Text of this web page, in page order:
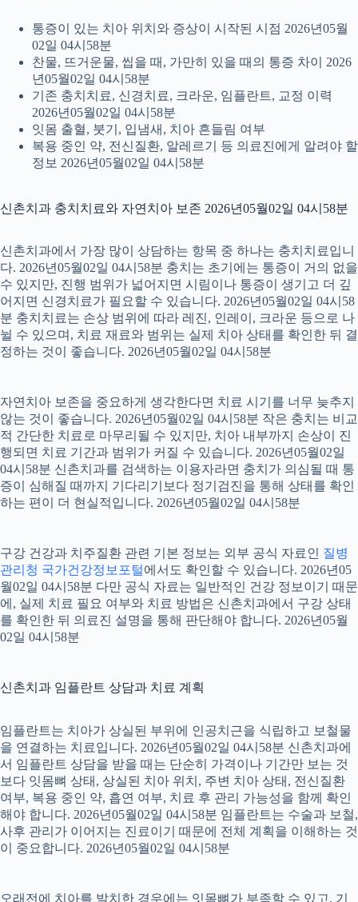
통증이 있는 치아 위치와 증상이 시작된 시점 2026년05월
02일 04시58분
찬물, 뜨거운물, 씹을 때, 가만히 있을 때의 통증 차이 2026
년05월02일 04시58분
기존 충치치료, 신경치료, 크라운, 임플란트, 교정 이력
2026년05월02일 04시58분
잇몸 출혈, 붓기, 입냄새, 치아 흔들림 여부
복용 중인 약, 전신질환, 알레르기 등 의료진에게 알려야 할
정보 2026년05월02일 04시58분
신촌치과 충치치료와 자연치아 보존 2026년05월02일 04시58분
신촌치과에서 가장 많이 상담하는 항목 중 하나는 충치치료입니
다. 2026년05월02일 04시58분 충치는 초기에는 통증이 거의 없을
수 있지만, 진행 범위가 넓어지면 시림이나 통증이 생기고 더 깊
어지면 신경치료가 필요할 수 있습니다. 2026년05월02일 04시58
분 충치치료는 손상 범위에 따라 레진, 인레이, 크라운 등으로 나
뉠 수 있으며, 치료 재료와 범위는 실제 치아 상태를 확인한 뒤 결
정하는 것이 좋습니다. 2026년05월02일 04시58분
자연치아 보존을 중요하게 생각한다면 치료 시기를 너무 늦추지
않는 것이 좋습니다. 2026년05월02일 04시58분 작은 충치는 비교
적 간단한 치료로 마무리될 수 있지만, 치아 내부까지 손상이 진
행되면 치료 기간과 범위가 커질 수 있습니다. 2026년05월02일
04시58분 신촌치과를 검색하는 이용자라면 충치가 의심될 때 통
증이 심해질 때까지 기다리기보다 정기검진을 통해 상태를 확인
하는 편이 더 현실적입니다. 2026년05월02일 04시58분
구강 건강과 치주질환 관련 기본 정보는 외부 공식 자료인 질병
관리청 국가건강정보포털에서도 확인할 수 있습니다. 2026년05
월02일 04시58분 다만 공식 자료는 일반적인 건강 정보이기 때문
에, 실제 치료 필요 여부와 치료 방법은 신촌치과에서 구강 상태
를 확인한 뒤 의료진 설명을 통해 판단해야 합니다. 2026년05월
02일 04시58분
신촌치과 임플란트 상담과 치료 계획
임플란트는 치아가 상실된 부위에 인공치근을 식립하고 보철물
을 연결하는 치료입니다. 2026년05월02일 04시58분 신촌치과에
서 임플란트 상담을 받을 때는 단순히 가격이나 기간만 보는 것
보다 잇몸뼈 상태, 상실된 치아 위치, 주변 치아 상태, 전신질환
여부, 복용 중인 약, 흡연 여부, 치료 후 관리 가능성을 함께 확인
해야 합니다. 2026년05월02일 04시58분 임플란트는 수술과 보철,
사후 관리가 이어지는 진료이기 때문에 전체 계획을 이해하는 것
이 중요합니다. 2026년05월02일 04시58분
오래전에 치아를 발치한 경우에는 잇몸뼈가 부족할 수 있고, 기